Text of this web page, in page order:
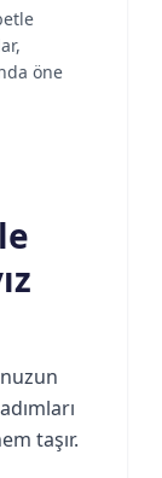
öne
taşır.